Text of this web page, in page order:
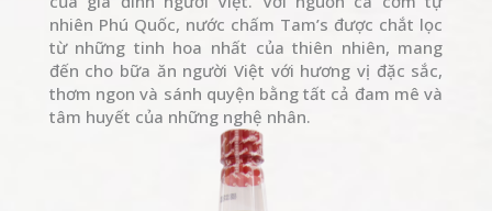
nhiên Phú Quốc, nước chấm Tam’s được chắt lọc
từ những tinh hoa nhất của thiên nhiên, mang
đến cho bữa ăn người Việt với hương vị đặc sắc,
thơm ngon và sánh quyện bằng tất cả đam mê và
tâm huyết của những nghệ nhân.